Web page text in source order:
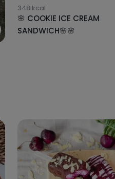
348 kcal
🌸 COOKIE ICE CREAM
SANDWICH🌸🌸